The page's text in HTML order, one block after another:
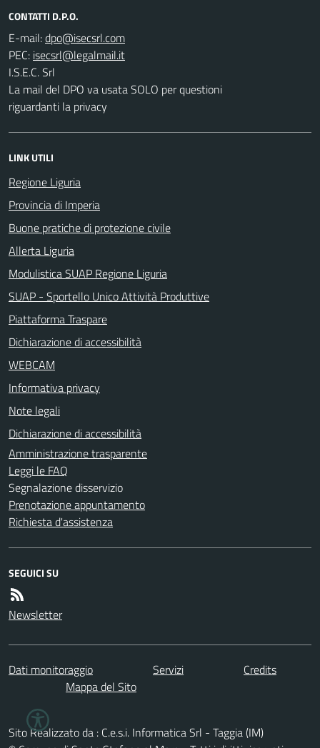
CONTATTI D.P.O.
E-mail:
PEC:
I.S.E.C. Srl
La mail del DPO va usata SOLO per questioni
riguardanti la privacy
LINK UTILI
Regione Liguria
Provincia di Imperia
Buone pratiche di protezione civile
Allerta Liguria
Modulistica SUAP Regione Liguria
SUAP - Sportello Unico Attività Produttive
Piattaforma Traspare
Dichiarazione di accessibilità
WEBCAM
Informativa privacy
Note legali
Dichiarazione di accessibilità
Amministrazione trasparente
Leggi le FAQ
Segnalazione disservizio
Prenotazione appuntamento
Richiesta d'assistenza
SEGUICI SU
Newsletter
Dati monitoraggio Servizi
Credits
Mappa del Sito
Sito Realizzato da : C.e.s.i. Informatica Srl - Taggia (IM)